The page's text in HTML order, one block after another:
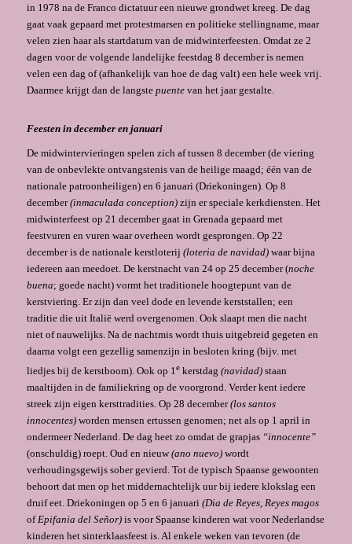
in 1978 na de Franco dictatuur een nieuwe grondwet kreeg. De dag
gaat vaak gepaard met protestmarsen en politieke stellingname, maar
velen zien haar als startdatum van de midwinterfeesten. Omdat ze 2
dagen voor de volgende landelijke feestdag 8 december is nemen
velen een dag of (afhankelijk van hoe de dag valt) een hele week vrij.
Daarmee krijgt dan de langste puentevan het jaar gestalte.
Feesten in december en januari
De midwintervieringen spelen zich af tussen 8 december (de viering
van de onbevlekte ontvangstenis van de heilige maagd; één van de
nationale patroonheiligen) en 6 januari (Driekoningen). Op 8
december(inmaculada conception)zijn er speciale kerkdiensten. Het
midwinterfeest op 21 december gaat in Grenada gepaard met
feestvuren en vuren waar overheen wordt gesprongen. Op 22
december is de natio­nale kerstloterij (loteria de navidad)waar bijna
iedereen aan meedoet. De kerstnacht van 24 op 25 december (noche
buena; goede nacht) vormt het traditionele hoogtepunt van de
kerstviering. Er zijn dan veel dode en levende kerststallen; een
traditie die uit Italië werd overgenomen. Ook slaapt men die nacht
niet of nauwelijks. Na de nachtmis wordt thuis uitgebreid gegeten en
daarna volgt een gezellig samenzijn in besloten kring (bijv. met
liedjes bij de kerstboom). Ook op 1ekerstdag (navidad)staan
maaltijden in de familiekring op de voorgrond. Verder kent iedere
streek zijn eigen kersttradities. Op 28 december(los santos
innocentes)worden mensen ertussen genomen; net als op 1 april in
ondermeer Nederland. De dag heet zo omdat de grapjas “innocente”
(onschuldig) roept. Oud en nieuw(ano nuevo)wordt
verhoudingsgewijs sober gevierd. Tot de typisch Spaanse gewoonten
behoort dat men op het middernachtelijk uur bij iedere klokslag een
druif eet. Driekonin­gen op 5 en 6 januari (Dia de Reyes, Reyes magos
ofEpifania del Señor)is voor Spaanse kinderen wat voor Nederlandse
kinderen het sinterklaasfeest is. Al enkele weken van tevoren (de